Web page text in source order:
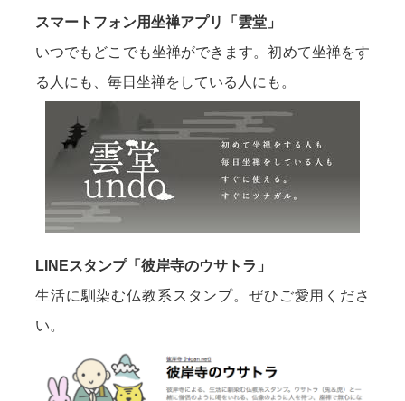
スマートフォン用坐禅アプリ「雲堂」
いつでもどこでも坐禅ができます。初めて坐禅をす
る人にも、毎日坐禅をしている人にも。
LINEスタンプ「彼岸寺のウサトラ」
生活に馴染む仏教系スタンプ。ぜひご愛用くださ
い。